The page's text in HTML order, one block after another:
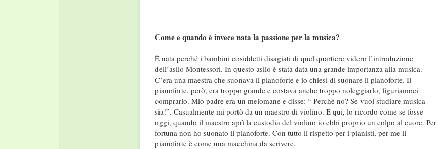
Come e quando è invece nata la passione per la musica?
È nata perché i bambini cosiddetti disagiati di quel quartiere videro l’introduzione
dell’asilo Montessori. In questo asilo è stata data una grande importanza alla musica.
C’era una maestra che suonava il pianoforte e io chiesi di suonare il pianoforte. Il
pianoforte, però, era troppo grande e costava anche troppo noleggiarlo, figuriamoci
comprarlo. Mio padre era un melomane e disse: “ Perché no? Se vuol studiare musica
sia!”. Casualmente mi portò da un maestro di violino. E qui, lo ricordo come se fosse
oggi, quando il maestro aprì la custodia del violino io ebbi proprio un colpo al cuore. Per
fortuna non ho suonato il pianoforte. Con tutto il rispetto per i pianisti, per me il
pianoforte è come una macchina da scrivere.